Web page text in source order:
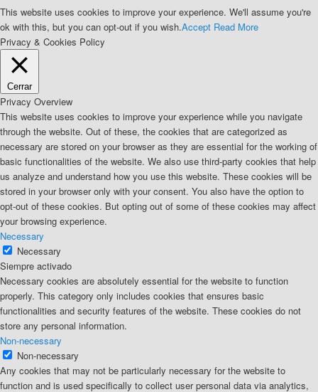
This website uses cookies to improve your experience. We'll assume you're
ok with this, but you can opt-out if you wish.Accept Read More
Privacy & Cookies Policy
Cerrar
Privacy Overview
This website uses cookies to improve your experience while you navigate
through the website. Out of these, the cookies that are categorized as
necessary are stored on your browser as they are essential for the working of
basic functionalities of the website. We also use third-party cookies that help
us analyze and understand how you use this website. These cookies will be
stored in your browser only with your consent. You also have the option to
opt-out of these cookies. But opting out of some of these cookies may affect
your browsing experience.
Necessary
Necessary
Siempre activado
Necessary cookies are absolutely essential for the website to function
properly. This category only includes cookies that ensures basic
functionalities and security features of the website. These cookies do not
store any personal information.
Non-necessary
Non-necessary
Any cookies that may not be particularly necessary for the website to
function and is used specifically to collect user personal data via analytics,